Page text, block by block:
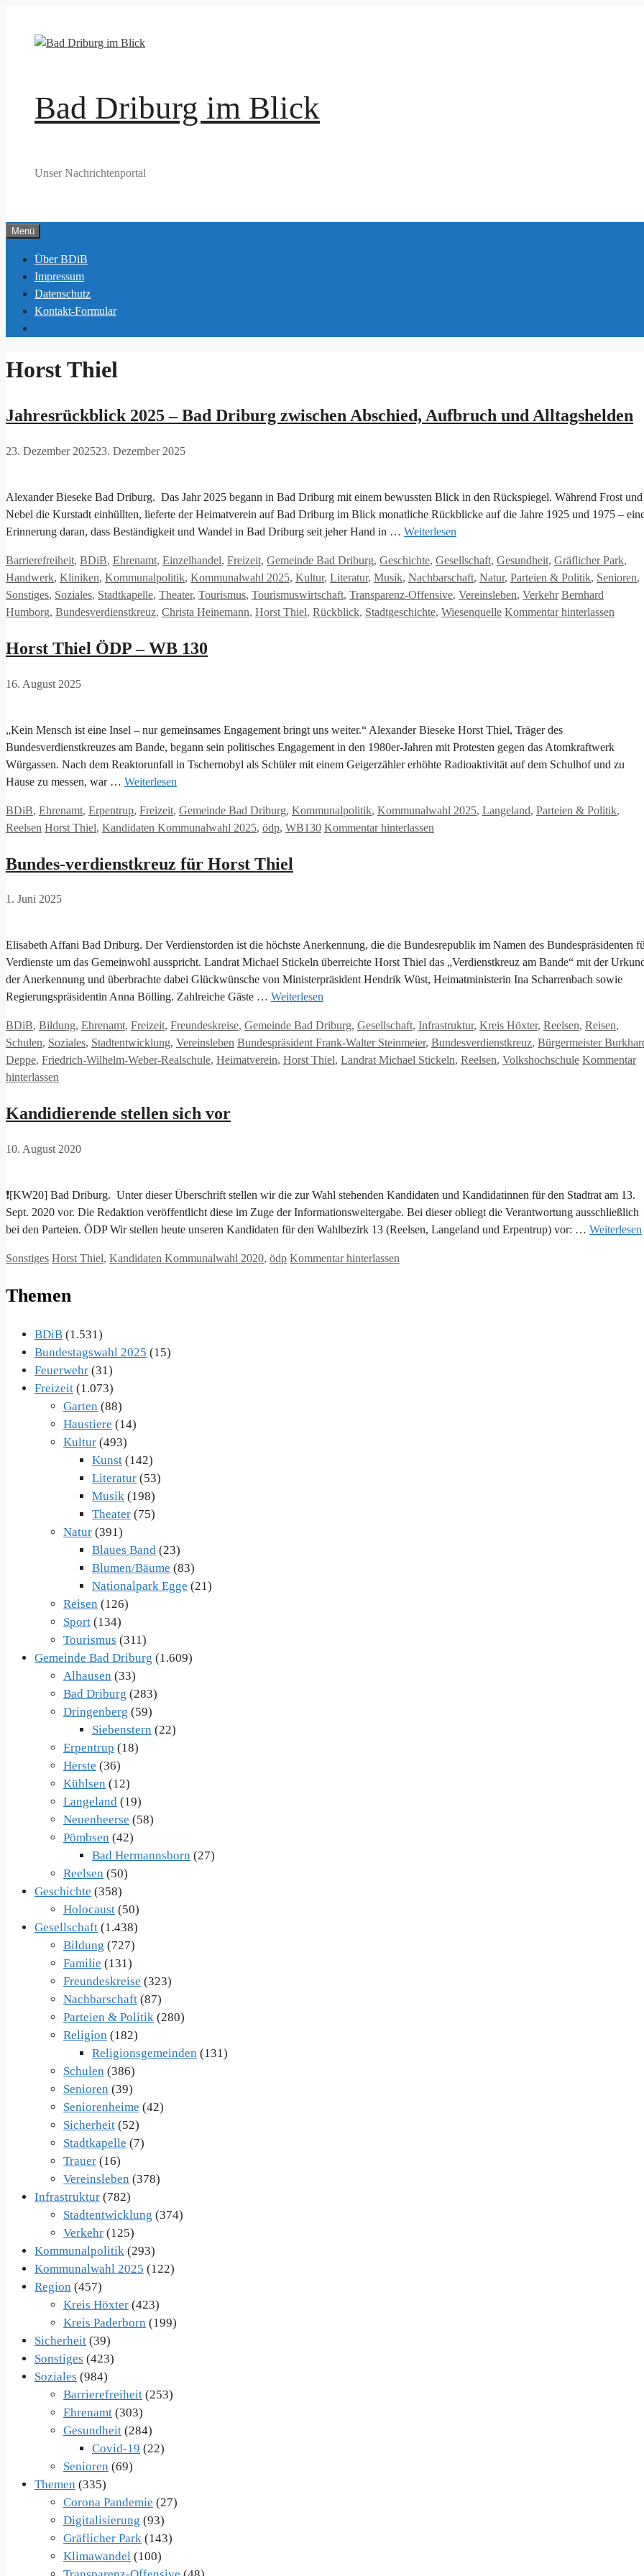
springen
Bad Driburg im Blick
Unser Nachrichtenportal
Menü
Über BDiB
Impressum
Datenschutz
Kontakt-Formular
Horst Thiel
Jahresrückblick 2025 – Bad Driburg zwischen Abschied, Aufbruch und Alltagshelden
23. Dezember 202523. Dezember 2025
Alexander Bieseke Bad Driburg. Das Jahr 2025 begann in Bad Driburg mit einem bewussten Blick in den Rückspiegel. Während Frost und
Nebel die Kurstadt einhüllten, lieferte der Heimatverein auf Bad Driburg im Blick monatliche Rückblicke auf die Jahre 1925 und 1975 –
Erinnerung daran, dass Beständigkeit und Wandel in Bad Driburg seit jeher Hand in … Weiterlesen
Kategorien
Barrierefreiheit, BDiB, Ehrenamt, Einzelhandel, Freizeit, Gemeinde Bad Driburg, Geschichte, Gesellschaft, Gesundheit, Gräflicher Park,
Handwerk, Kliniken, Kommunalpolitik, Kommunalwahl 2025, Kultur, Literatur, Musik, Nachbarschaft, Natur, Parteien & Politik, Senioren,
Sonstiges, Soziales, Stadtkapelle, Theater, Tourismus, Tourismuswirtschaft, Transparenz-Offensive, Vereinsleben, Verkehr Schlagwörter
Bernhard
Humborg, Bundesverdienstkreuz, Christa Heinemann, Horst Thiel, Rückblick, Stadtgeschichte, Wiesenquelle Kommentar hinterlassen
Horst Thiel ÖDP – WB 130
16. August 2025
„Kein Mensch ist eine Insel – nur gemeinsames Engagement bringt uns weiter.“ Alexander Bieseke Horst Thiel, Träger des
Bundesverdienstkreuzes am Bande, begann sein politisches Engagement in den 1980er-Jahren mit Protesten gegen das Atomkraftwerk
Würgassen. Nach dem Reaktorunfall in Tschernobyl als Schüler mit einem Geigerzähler erhöhte Radioaktivität auf dem Schulhof und zu
Hause zu messen, war … Weiterlesen
Kategorien
BDiB, Ehrenamt, Erpentrup, Freizeit, Gemeinde Bad Driburg, Kommunalpolitik, Kommunalwahl 2025, Langeland, Parteien & Politik,
Reelsen Schlagwörter
Horst Thiel, Kandidaten Kommunalwahl 2025, ödp, WB130 Kommentar hinterlassen
Bundes-verdienstkreuz für Horst Thiel
1. Juni 2025
Elisabeth Affani Bad Driburg. Der Verdienstorden ist die höchste Anerkennung, die die Bundesrepublik im Namen des Bundespräsidenten
Verdienste um das Gemeinwohl ausspricht. Landrat Michael Stickeln überreichte Horst Thiel das „Verdienstkreuz am Bande“ mit der
der Anerkennung und überbrachte dabei Glückwünsche von Ministerpräsident Hendrik Wüst, Heimatministerin Ina Scharrenbach sowie
Regierungspräsidentin Anna Bölling. Zahlreiche Gäste … Weiterlesen
Kategorien
BDiB, Bildung, Ehrenamt, Freizeit, Freundeskreise, Gemeinde Bad Driburg, Gesellschaft, Infrastruktur, Kreis Höxter, Reelsen, Reisen,
Schulen, Soziales, Stadtentwicklung, Vereinsleben Schlagwörter
Bundespräsident Frank-Walter Steinmeier, Bundesverdienstkreuz, Bürgermeister
Deppe, Friedrich-Wilhelm-Weber-Realschule, Heimatverein, Horst Thiel, Landrat Michael Stickeln, Reelsen, Volkshochschule Kommentar
hinterlassen
Kandidierende stellen sich vor
10. August 2020
❗[KW20] Bad Driburg. Unter dieser Überschrift stellen wir die zur Wahl stehenden Kandidaten und Kandidatinnen für den Stadtrat am 13.
Sept. 2020 vor. Die Redaktion veröffentlicht diese im Zuge der Informationsweitergabe. Bei dieser obliegt die Verantwortung ausschließlich
bei den Parteien. ÖDP Wir stellen heute unseren Kandidaten für den Wahlbezirk 13 (Reelsen, Langeland und Erpentrup) vor: … Weiterlesen
Kategorien
Sonstiges Schlagwörter
Horst Thiel, Kandidaten Kommunalwahl 2020, ödp Kommentar hinterlassen
Themen
BDiB (1.531)
Bundestagswahl 2025 (15)
Feuerwehr (31)
Freizeit (1.073)
Garten (88)
Haustiere (14)
Kultur (493)
Kunst (142)
Literatur (53)
Musik (198)
Theater (75)
Natur (391)
Blaues Band (23)
Blumen/Bäume (83)
Nationalpark Egge (21)
Reisen (126)
Sport (134)
Tourismus (311)
Gemeinde Bad Driburg (1.609)
Alhausen (33)
Bad Driburg (283)
Dringenberg (59)
Siebenstern (22)
Erpentrup (18)
Herste (36)
Kühlsen (12)
Langeland (19)
Neuenheerse (58)
Pömbsen (42)
Bad Hermannsborn (27)
Reelsen (50)
Geschichte (358)
Holocaust (50)
Gesellschaft (1.438)
Bildung (727)
Familie (131)
Freundeskreise (323)
Nachbarschaft (87)
Parteien & Politik (280)
Religion (182)
Religionsgemeinden (131)
Schulen (386)
Senioren (39)
Seniorenheime (42)
Sicherheit (52)
Stadtkapelle (7)
Trauer (16)
Vereinsleben (378)
Infrastruktur (782)
Stadtentwicklung (374)
Verkehr (125)
Kommunalpolitik (293)
Kommunalwahl 2025 (122)
Region (457)
Kreis Höxter (423)
Kreis Paderborn (199)
Sicherheit (39)
Sonstiges (423)
Soziales (984)
Barrierefreiheit (253)
Ehrenamt (303)
Gesundheit (284)
Covid-19 (22)
Senioren (69)
Themen (335)
Corona Pandemie (27)
Digitalisierung (93)
Gräflicher Park (143)
Klimawandel (100)